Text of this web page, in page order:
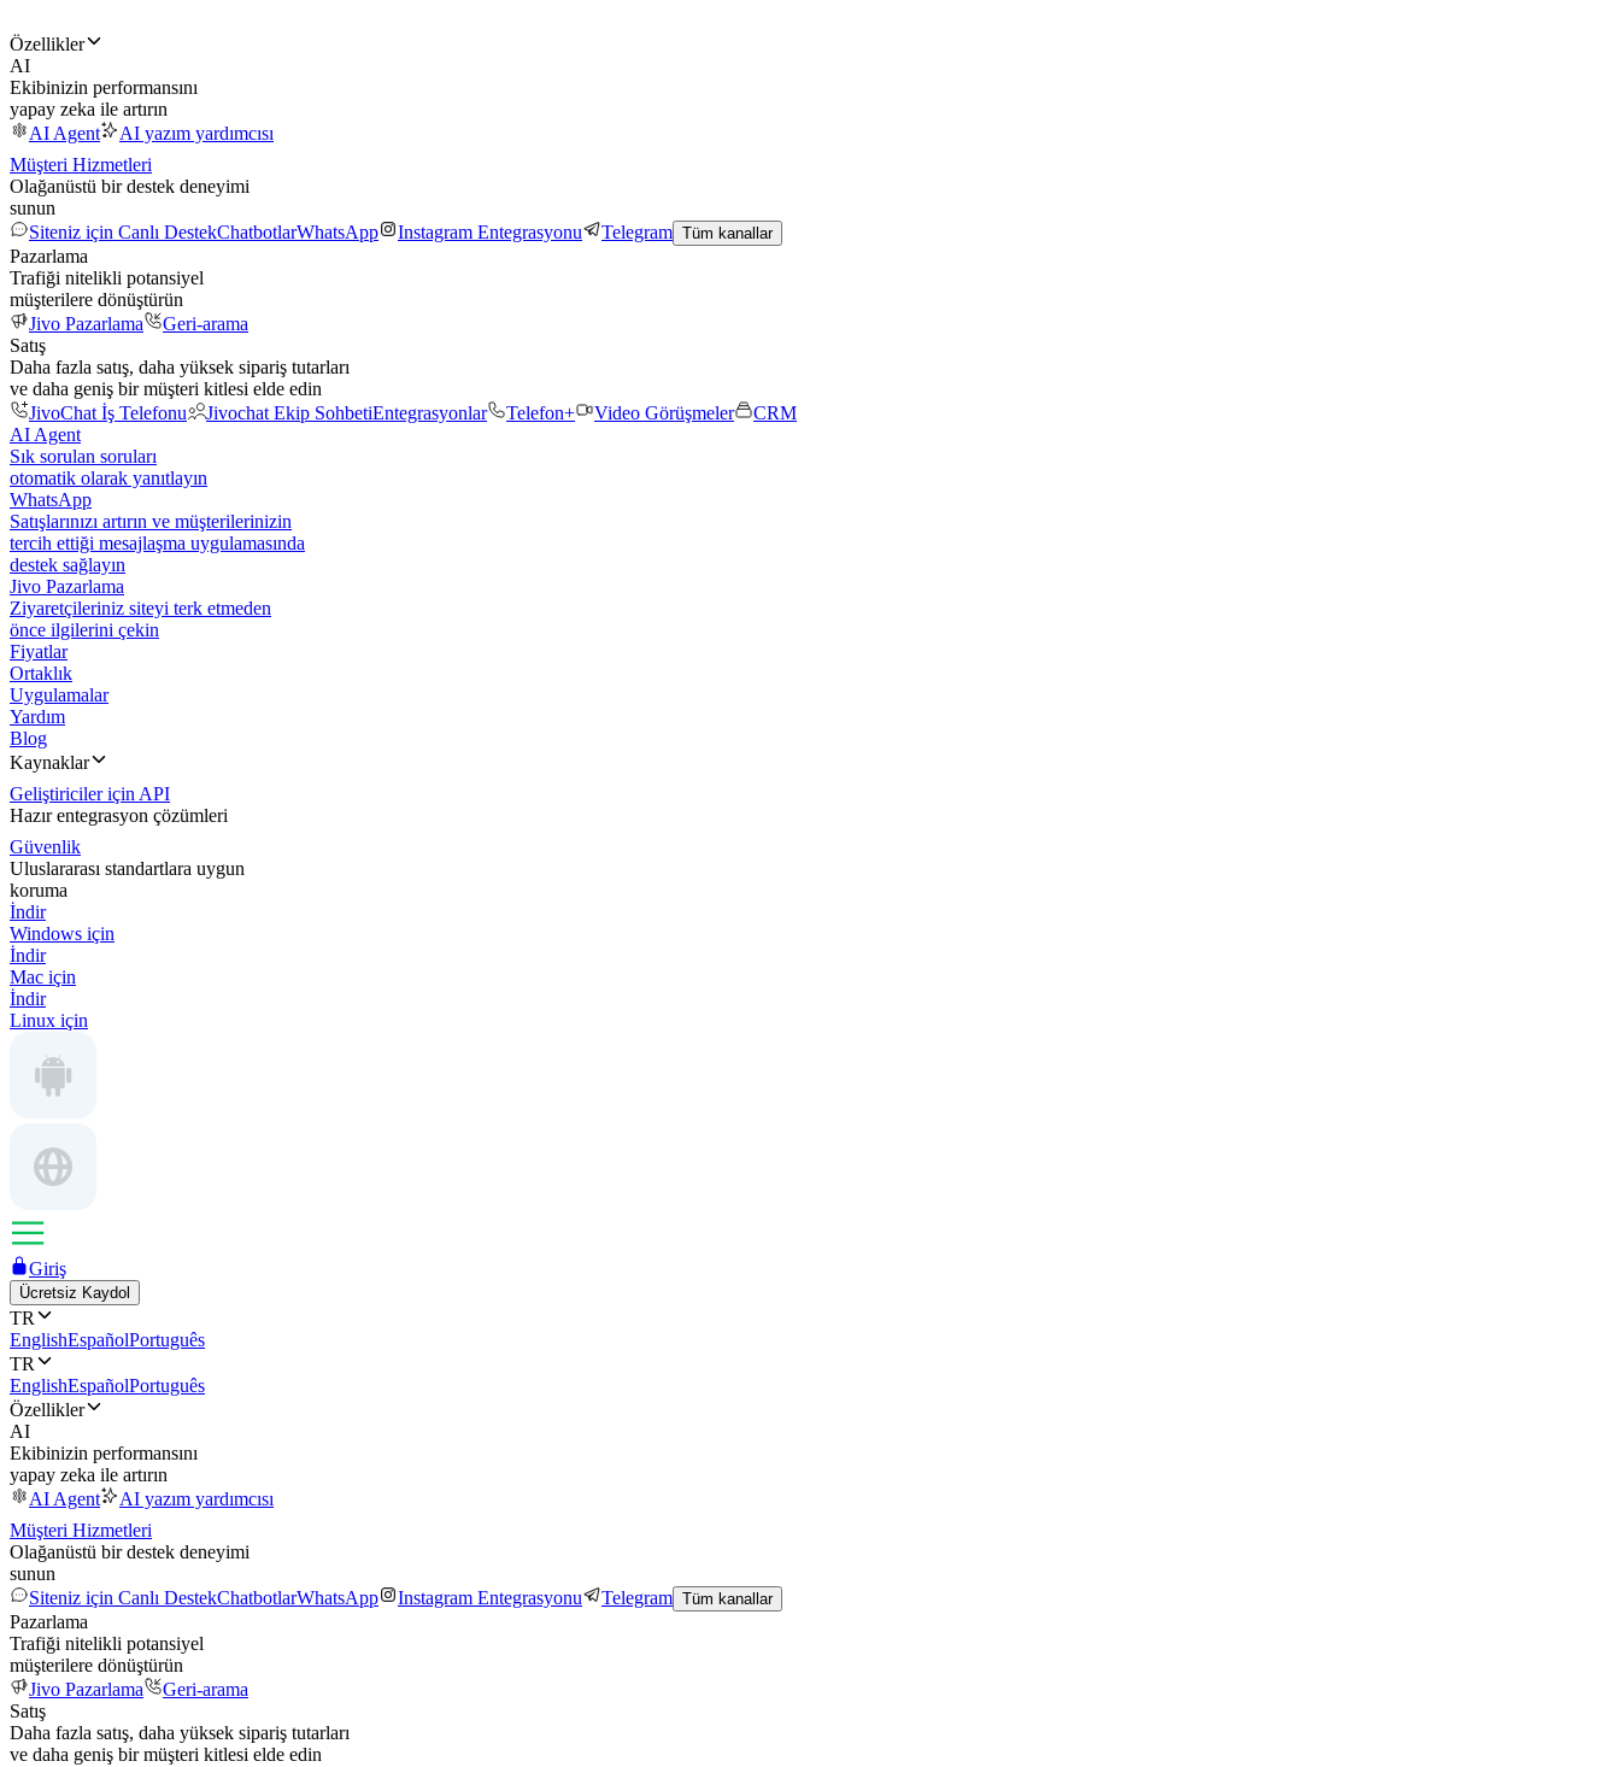
Özellikler
AI
Ekibinizin performansını
yapay zeka ile artırın
AI Agent
AI yazım yardımcısı
Müşteri Hizmetleri
Olağanüstü bir destek deneyimi
sunun
Siteniz için Canlı DestekChatbotlarWhatsApp Instagram Entegrasyonu Telegram Tüm kanallar
Pazarlama
Trafiği nitelikli potansiyel
müşterilere dönüştürün
Jivo Pazarlama
Geri-arama
Satış
Daha fazla satış, daha yüksek sipariş tutarları
ve daha geniş bir müşteri kitlesi elde edin
JivoChat İş Telefonu
Jivochat Ekip SohbetiEntegrasyonlar Telefon+ Video Görüşmeler
CRM
AI Agent
Sık sorulan soruları
otomatik olarak yanıtlayın
WhatsApp
Satışlarınızı artırın ve müşterilerinizin
tercih ettiği mesajlaşma uygulamasında
destek sağlayın
Jivo Pazarlama
Ziyaretçileriniz siteyi terk etmeden
önce ilgilerini çekin
Fiyatlar
Ortaklık
Uygulamalar
Yardım
Blog
Kaynaklar
Geliştiriciler için API
Hazır entegrasyon çözümleri
Güvenlik
Uluslararası standartlara uygun
koruma
İndir
Windows için
İndir
Mac için
İndir
Linux için
Giriş
Ücretsiz Kaydol
TR
EnglishEspañolPortuguês
TR
EnglishEspañolPortuguês
Özellikler
AI
Ekibinizin performansını
yapay zeka ile artırın
AI Agent
AI yazım yardımcısı
Müşteri Hizmetleri
Olağanüstü bir destek deneyimi
sunun
Siteniz için Canlı DestekChatbotlarWhatsApp Instagram Entegrasyonu Telegram Tüm kanallar
Pazarlama
Trafiği nitelikli potansiyel
müşterilere dönüştürün
Jivo Pazarlama
Geri-arama
Satış
Daha fazla satış, daha yüksek sipariş tutarları
ve daha geniş bir müşteri kitlesi elde edin